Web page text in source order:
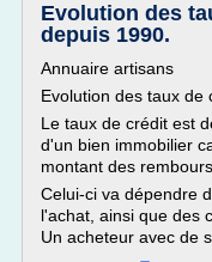
Evolution des
depuis 1990.
Annuaire artisans
Evolution des taux de
Le taux de crédit est
d'un bien immobilier
montant des
Celui-ci va dépendre
l'achat, ainsi que des
Un acheteur avec de